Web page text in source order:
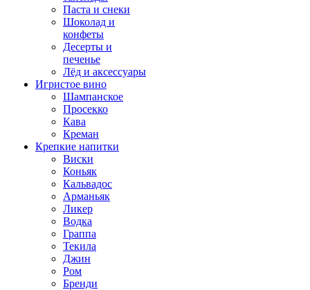
Паста и снеки
Шоколад и
конфеты
Десерты и
печенье
Лёд и аксессуары
Игристое вино
Шампанское
Просекко
Кава
Креман
Крепкие напитки
Виски
Коньяк
Кальвадос
Арманьяк
Ликер
Водка
Граппа
Текила
Джин
Ром
Бренди